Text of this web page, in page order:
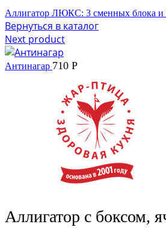
Аллигатор ЛЮКС: 3 сменных блока и
Вернуться в каталог
Next product
Антинагар 710 Р
Аллигатор с боксом,